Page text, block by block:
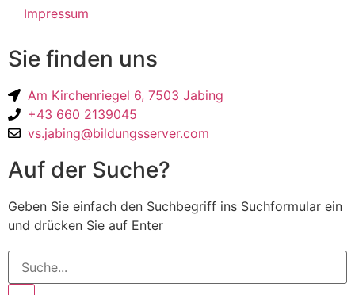
Impressum
Sie finden uns
Am Kirchenriegel 6, 7503 Jabing
+43 660 2139045
vs.jabing@bildungsserver.com
Auf der Suche?
Geben Sie einfach den Suchbegriff ins Suchformular ein
und drücken Sie auf Enter